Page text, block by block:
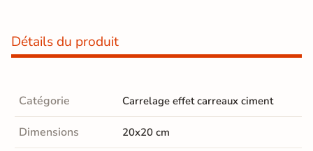
Détails du produit
Catégorie Carrelage effet carreaux ciment
Dimensions 20x20 cm